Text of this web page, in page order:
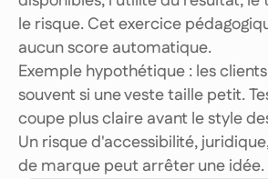
le risque. Cet exercice
aucun score automatique.
Exemple hypothétique : les
souvent si une veste taille petit.
coupe plus claire avant le style
Un risque d'accessibilité,
de marque peut arrêter une idée.